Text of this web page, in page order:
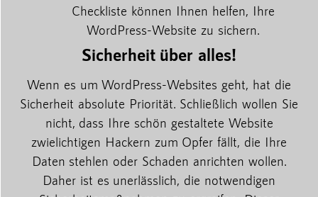
Checkliste können Ihnen helfen, Ihre
WordPress-Website zu sichern.
Sicherheit über alles!
Wenn es um WordPress-Websites geht, hat die
Sicherheit absolute Priorität. Schließlich wollen Sie
nicht, dass Ihre schön gestaltete Website
zwielichtigen Hackern zum Opfer fällt, die Ihre
Daten stehlen oder Schaden anrichten wollen.
Daher ist es unerlässlich, die notwendigen